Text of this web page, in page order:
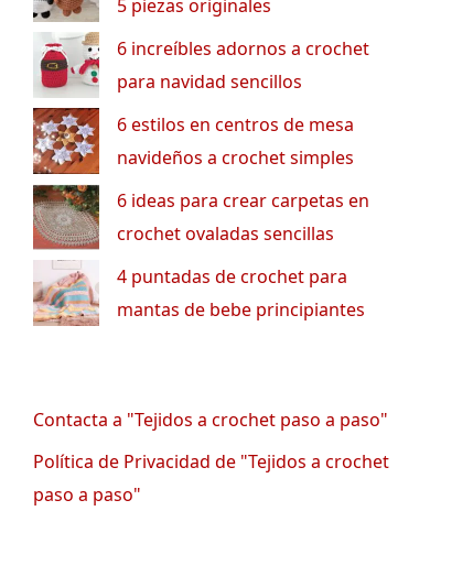
5 piezas originales
6 increíbles adornos a crochet
para navidad sencillos
6 estilos en centros de mesa
navideños a crochet simples
6 ideas para crear carpetas en
crochet ovaladas sencillas
4 puntadas de crochet para
mantas de bebe principiantes
Contacta a "Tejidos a crochet paso a paso"
Política de Privacidad de "Tejidos a crochet
paso a paso"